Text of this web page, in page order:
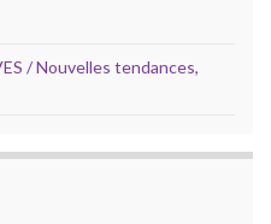
/ Nouvelles tendances,